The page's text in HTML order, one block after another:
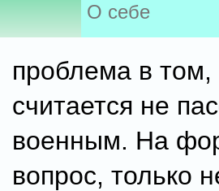
О себе
проблема в
считается не
военным. На
вопрос, только